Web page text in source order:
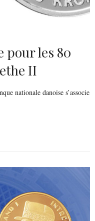
pour les 80
II
nationale danoise s’associe